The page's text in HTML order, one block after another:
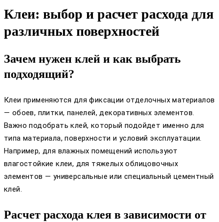
Клеи: выбор и расчет расхода для
различных поверхностей
Зачем нужен клей и как выбрать
подходящий?
Клеи применяются для фиксации отделочных материалов
— обоев, плитки, панелей, декоративных элементов.
Важно подобрать клей, который подойдет именно для
типа материала, поверхности и условий эксплуатации.
Например, для влажных помещений используют
влагостойкие клеи, для тяжелых облицовочных
элементов — универсальные или специальный цементный
клей.
Расчет расхода клея в зависимости от